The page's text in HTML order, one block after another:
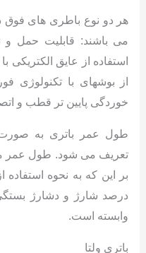
هر دو نوع باطری های فوق
می باشند: قابلیت حمل و
استفاده از عایق الکتریکی
از بوشهای با
خوردگی پایین تر قطب و
طول عمر باتری به
تعریف می شود. طول عمر
بر این که به نحوه
درصد شارژ و دشارژ
وابسته است.
باتری ولتا